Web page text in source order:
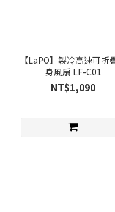
【LaPO】製冷高速可折
身風扇 LF-C01
NT$1,090